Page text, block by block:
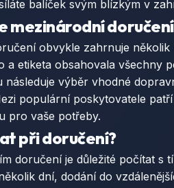
balíček svým blízkým v
mezinárodní
obvykle zahrnuje
a etiketa obsahovala všechny
následuje výběr vhodné
populární poskytovatele
pro vaše potřeby.
při doručení?
doručení je důležité počítat s
dní, dodání do